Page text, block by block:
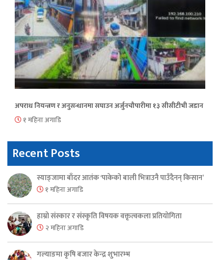
अपराध नियन्त्रण र अनुसन्धानमा सघाउन अर्जुनचौपारीमा १३ सीसीटीभी जडान
१ महिना अगाडि
Recent Posts
स्याङ्जामा बाँदर आतंक ‘पाकेको बाली भित्राउनै पाउँदैनन् किसान’
१ महिना अगाडि
हाम्रो संस्कार र संस्कृति विषयक वक्तृत्वकला प्रतियोगिता
२ महिना अगाडि
गल्याङमा कृषि बजार केन्द्र शुभारम्भ